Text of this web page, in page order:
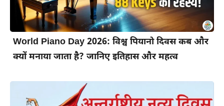
World Piano Day 2026: विश्व पियानो दिवस कब और
क्यों मनाया जाता है? जानिए इतिहास और महत्व